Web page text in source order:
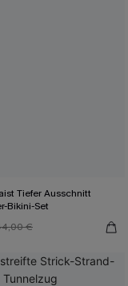
Tiefer Ausschnitt
Bikini-Set
€